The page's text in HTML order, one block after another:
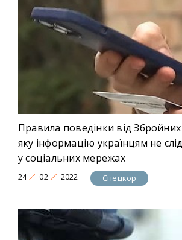
Правила поведінки від Збройних
яку інформацію українцям не
у соціальних мережах
24 02 2022 Спецкор